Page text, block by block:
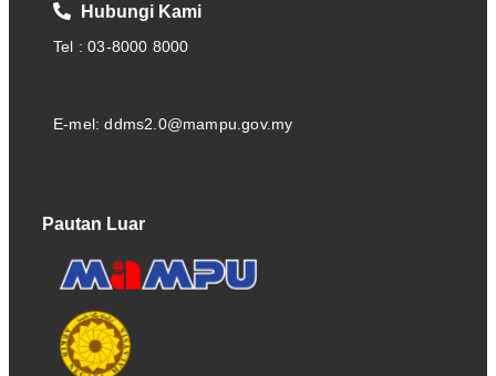
Hubungi Kami
Tel : 03-8000 8000
E-mel: ddms2.0@mampu.gov.my
Pautan Luar